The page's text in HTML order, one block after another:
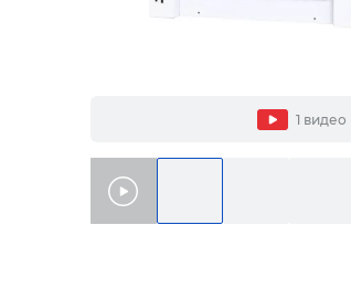
1 видео